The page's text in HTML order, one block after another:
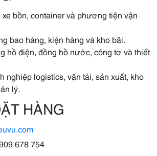
xe bồn, container và phương tiện vận
bao hàng, kiện hàng và kho bãi.
hồ điện, đồng hồ nước, công tơ và thiết
nghiệp logistics, vận tải, sản xuất, kho
lý.
HÀNG
678 754